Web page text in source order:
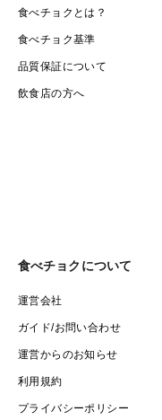
食べチョクとは？
食べチョク基準
品質保証について
飲食店の方へ
食べチョクについて
運営会社
ガイド/お問い合わせ
運営からのお知らせ
利用規約
プライバシーポリシー